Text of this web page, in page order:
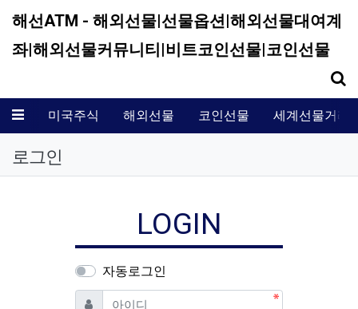
해선ATM - 해외선물|선물옵션|해외선물대여계
좌|해외선물커뮤니티|비트코인선물|코인선물
메뉴 미국주식 해외선물 코인선물 세계선물거래
로그인
LOGIN
자동로그인
아이디 필수